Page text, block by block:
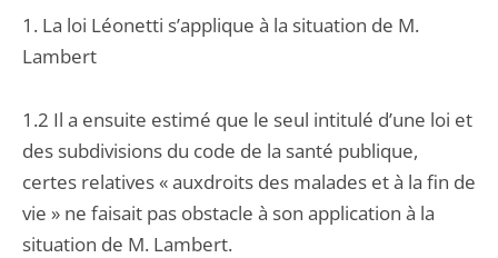
1. La loi Léonetti s’applique à la situation de M.
Lambert
1.2 Il a ensuite estimé que le seul intitulé d’une loi et
des subdivisions du code de la santé publique,
certes relatives « auxdroits des malades et à la fin de
vie » ne faisait pas obstacle à son application à la
situation de M. Lambert.